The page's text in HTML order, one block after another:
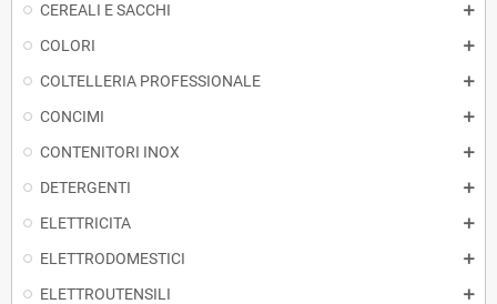
CEREALI E SACCHI
COLORI
COLTELLERIA PROFESSIONALE
CONCIMI
CONTENITORI INOX
DETERGENTI
ELETTRICITA
ELETTRODOMESTICI
ELETTROUTENSILI